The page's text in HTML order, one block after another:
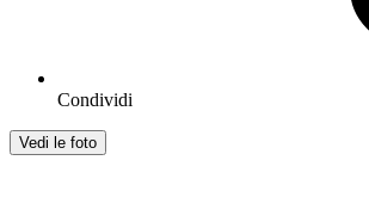
Condividi
Vedi le foto